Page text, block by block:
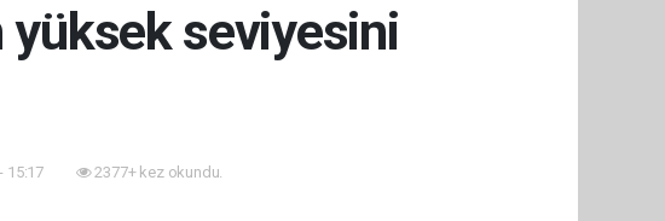
yüksek seviyesini
15:17 2377+ kez okundu.